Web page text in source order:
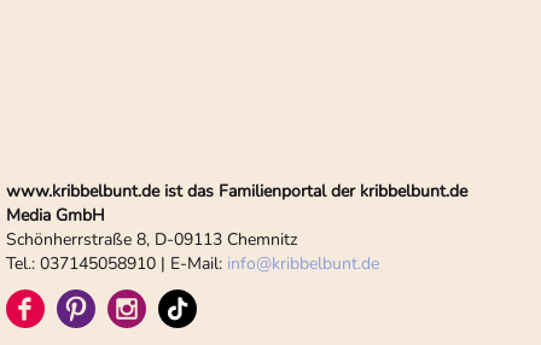
www.kribbelbunt.de ist das Familienportal der kribbelbunt.de
Media GmbH
Schönherrstraße 8, D-09113 Chemnitz
Tel.: 037145058910 | E-Mail: info@kribbelbunt.de